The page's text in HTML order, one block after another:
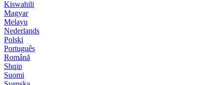
Kiswahili
Magyar
Melayu
Nederlands
Polski
Português
Română
Shqip
Suomi